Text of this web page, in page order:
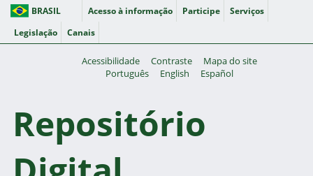
BRASIL Acesso à informação Participe
Serviços
Legislação
Canais
Acessibilidade Contraste
Mapa do site
Português
English Español
Repositório